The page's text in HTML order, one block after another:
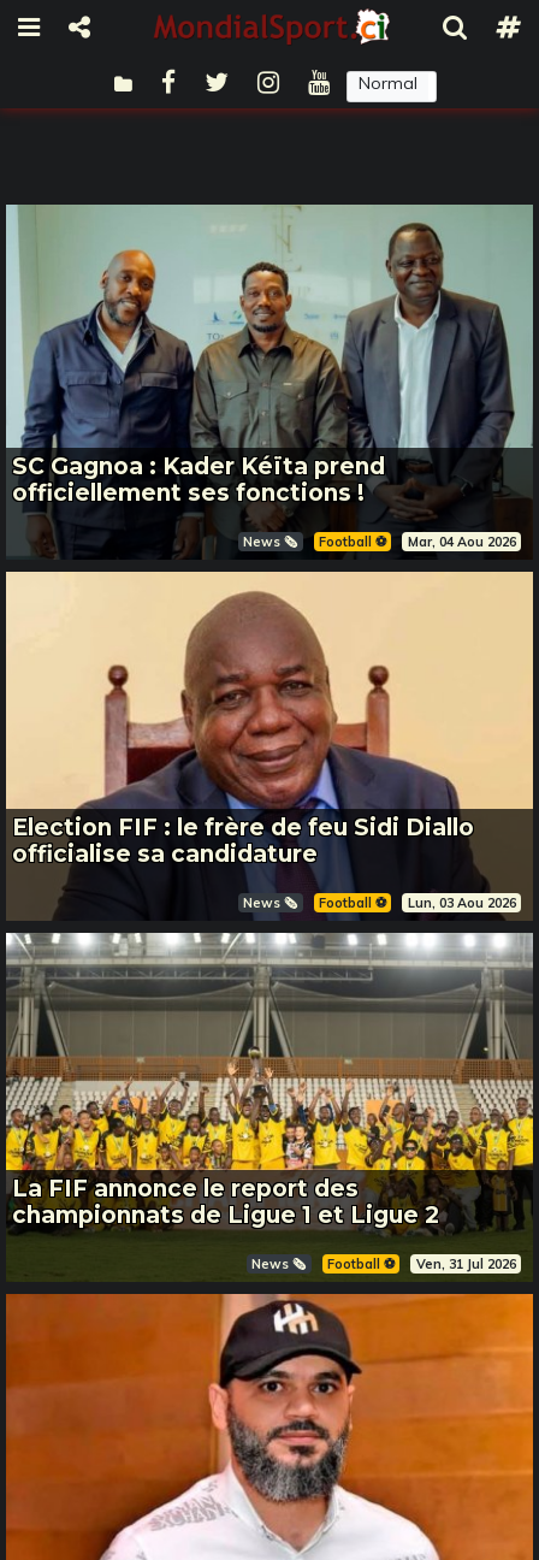
Normal
SC Gagnoa : Kader Kéïta prend
officiellement ses fonctions !
News 🗞️ Football ⚽️ Mar, 04 Aou 2026
Election FIF : le frère de feu Sidi Diallo
officialise sa candidature
News 🗞️ Football ⚽️ Lun, 03 Aou 2026
La FIF annonce le report des
championnats de Ligue 1 et Ligue 2
News 🗞️ Football ⚽️ Ven, 31 Jul 2026